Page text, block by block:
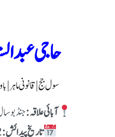
حاجی
سول جج | قانونی ماہر
آبائی علاقہ:جنڈ
تاریخ پیدائش: